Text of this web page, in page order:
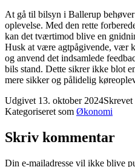
At gå til bilsyn i Ballerup
oplevelse. Med den rette
kan det tværtimod blive en
Husk at være agtpågivende, vær
og anvend det indsamlede
bils stand. Dette sikrer ikke blot
mere sikker og pålidelig
Udgivet 13. oktober 2024Skrevet
Kategoriseret som Økonomi
Skriv kommentar
Din e-mailadresse vil ikke blive